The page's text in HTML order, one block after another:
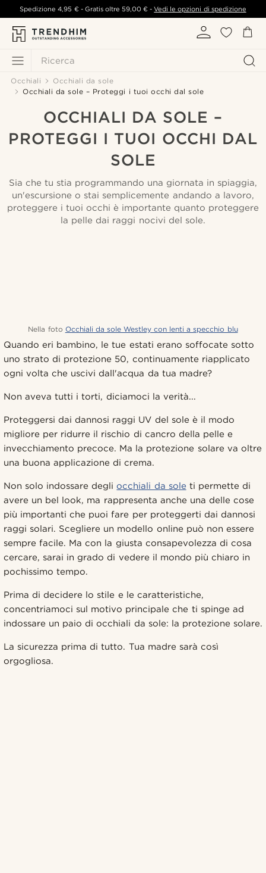
Ricerca
Spedizione4,95 €- Gratis oltre 59,00 € -Vedi le opzioni di spedizione
Occhiali
Occhiali da sole
Occhiali da sole – Proteggi i tuoi occhi dal sole
OCCHIALI DA SOLE –
PROTEGGI I TUOI OCCHI DAL
SOLE
Sia che tu stia programmando una giornata in spiaggia,
un'escursione o stai semplicemente andando a lavoro,
proteggere i tuoi occhi è importante quanto proteggere
la pelle dai raggi nocivi del sole.
Nella foto Occhiali da sole Westley con lenti a specchio blu
Quando eri bambino, le tue estati erano soffocate sotto
uno strato di protezione 50, continuamente riapplicato
ogni volta che uscivi dall'acqua da tua madre?
Non aveva tutti i torti, diciamoci la verità...
Proteggersi dai dannosi raggi UV del sole è il modo
migliore per ridurre il rischio di cancro della pelle e
invecchiamento precoce. Ma la protezione solare va oltre
una buona applicazione di crema.
Non solo indossare degliocchiali da sole ti permette di
avere un bel look, ma rappresenta anche una delle cose
più importanti che puoi fare per proteggerti dai dannosi
raggi solari. Scegliere un modello online può non essere
sempre facile. Ma con la giusta consapevolezza di cosa
cercare, sarai in grado di vedere il mondo più chiaro in
pochissimo tempo.
Prima di decidere lo stile e le caratteristiche,
concentriamoci sul motivo principale che ti spinge ad
indossare un paio di occhiali da sole: la protezione solare.
La sicurezza prima di tutto. Tua madre sarà così
orgogliosa.